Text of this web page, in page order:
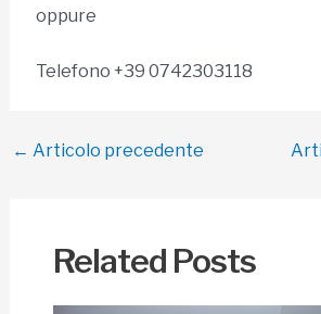
oppure
Telefono +39 0742303118
Navigazione
← Articolo precedente
Related Posts